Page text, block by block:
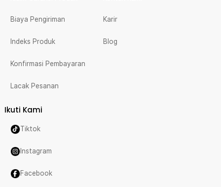
Biaya Pengiriman
Indeks Produk
Konfirmasi Pembayaran
Lacak Pesanan
Karir
Blog
Ikuti Kami
Tiktok
Instagram
Facebook